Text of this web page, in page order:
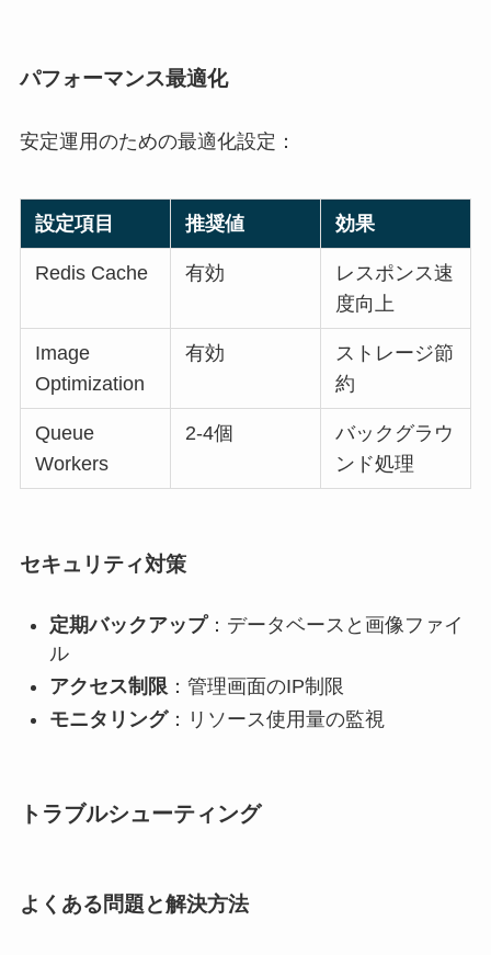
パフォーマンス最適化
安定運用のための最適化設定：
設定項目 推奨値 効果
Redis Cache 有効
レスポンス速
度向上
Image
Optimization
有効
ストレージ節
約
Queue
Workers
2-4個
バックグラウ
ンド処理
セキュリティ対策
定期バックアップ：データベースと画像ファイ
ル
アクセス制限：管理画面のIP制限
モニタリング：リソース使用量の監視
トラブルシューティング
よくある問題と解決方法